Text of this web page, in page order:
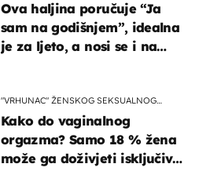
Ova haljina poručuje “Ja
sam na godišnjem”, idealna
je za ljeto, a nosi se i na
"VRHUNAC" ŽENSKOG SEKSUALNOG
Kako do vaginalnog
orgazma? Samo 18 % žena
može ga doživjeti isključivo